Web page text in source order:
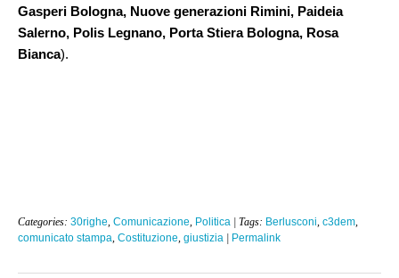
Gasperi Bologna, Nuove generazioni Rimini, Paideia
Salerno, Polis Legnano, Porta Stiera Bologna, Rosa
Bianca).
Categories: 30righe Comunicazione Politica | Tags: Berlusconi c3dem
comunicato stampa Costituzione giustizia | Permalink